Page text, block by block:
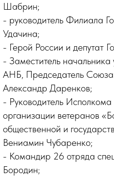
Шабрин;
- руководитель Филиала
Удачина;
- Герой России и депутат
- Заместитель
АНБ, Председатель Союза
Александр Даренков;
- Руководитель Исполкома
организации ветеранов
общественной и
Вениамин Чубаренко;
- Командир 26 отряда
Бородин;